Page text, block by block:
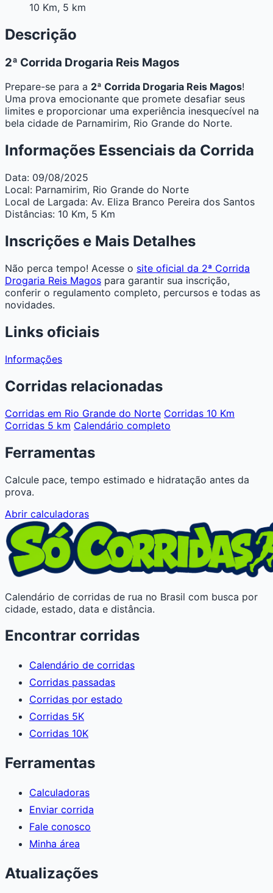
10 Km, 5 km
Descrição
2ª Corrida Drogaria Reis Magos
Prepare-se para a 2ª Corrida Drogaria Reis Magos!
Uma prova emocionante que promete desafiar seus
limites e proporcionar uma experiência inesquecível na
bela cidade de Parnamirim, Rio Grande do Norte.
Informações Essenciais da Corrida
Data: 09/08/2025
Local: Parnamirim, Rio Grande do Norte
Local de Largada: Av. Eliza Branco Pereira dos Santos
Distâncias: 10 Km, 5 Km
Inscrições e Mais Detalhes
Não perca tempo! Acesse o site oficial da 2ª Corrida
Drogaria Reis Magos para garantir sua inscrição,
conferir o regulamento completo, percursos e todas as
novidades.
Links oficiais
Informações
Corridas relacionadas
Corridas em Rio Grande do Norte Corridas 10 Km
Corridas 5 km Calendário completo
Ferramentas
Calcule pace, tempo estimado e hidratação antes da
prova.
Abrir calculadoras
Calendário de corridas de rua no Brasil com busca por
cidade, estado, data e distância.
Encontrar corridas
Calendário de corridas
Corridas passadas
Corridas por estado
Corridas 5K
Corridas 10K
Ferramentas
Calculadoras
Enviar corrida
Fale conosco
Minha área
Atualizações